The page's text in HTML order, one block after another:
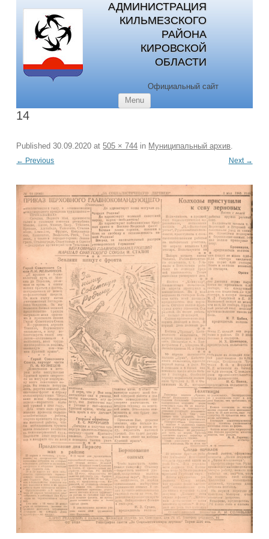
АДМИНИСТРАЦИЯ
КИЛЬМЕЗСКОГО
РАЙОНА
КИРОВСКОЙ
ОБЛАСТИ
Официальный сайт
Menu
14
Published30.09.2020 at505 × 744 in Муниципальный архив.
← Previous Next →